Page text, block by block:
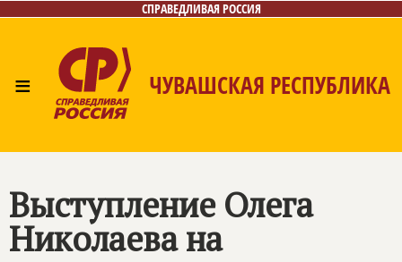
СПРАВЕДЛИВАЯ РОССИЯ
≡ ЧУВАШСКАЯ РЕСПУБЛИКА
Контакты
Выступление Олега
Николаева на